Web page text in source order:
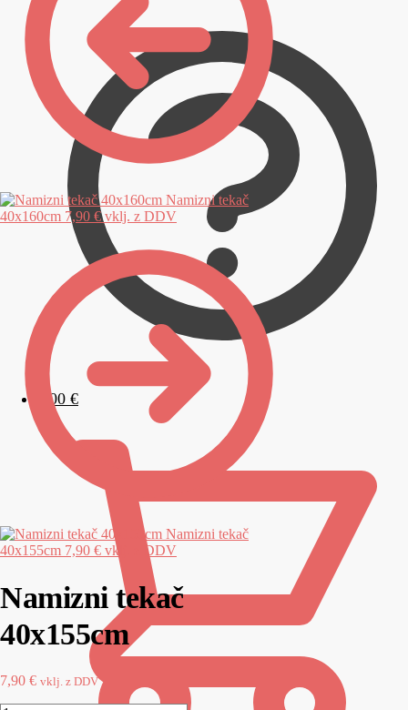
0,00 €
Namizni tekač
40x160cm 7,90 €vklj. z DDV
Namizni tekač
40x155cm 7,90 € vklj. z DDV
Namizni tekač
40x155cm
7,90 € vklj. z DDV